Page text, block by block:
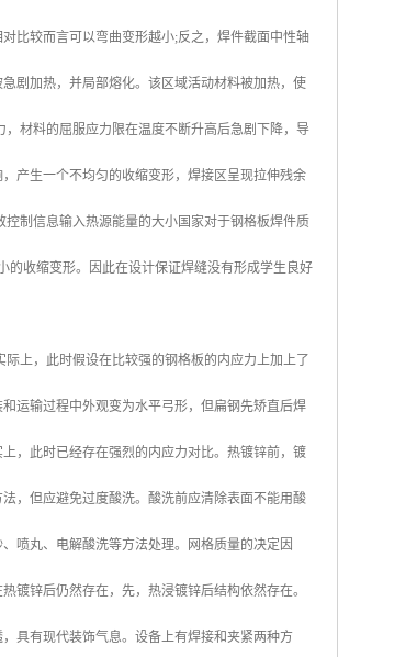
比较而言可以弯曲变形越小;反之，焊件截面中性轴
剧加热，并局部熔化。该区域活动材料被加热，使
材料的屈服应力限在温度不断升高后急剧下降，导
产生一个不均匀的收缩变形，焊接区呈现拉伸残余
制信息输入热源能量的大小国家对于钢格板焊件质
的收缩变形。因此在设计保证焊缝没有形成学生良好
上，此时假设在比较强的钢格板的内应力上加上了
运输过程中外观变为水平弓形，但扁钢先矫直后焊
，此时已经存在强烈的内应力对比。热镀锌前，镀
，但应避免过度酸洗。酸洗前应清除表面不能用酸
喷丸、电解酸洗等方法处理。网格质量的决定因
镀锌后仍然存在，先，热浸镀锌后结构依然存在。
具有现代装饰气息。设备上有焊接和夹紧两种方